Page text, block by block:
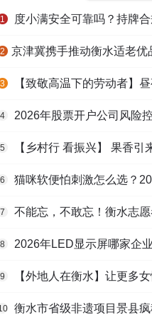
1 度小满安全可靠吗？持牌合规+透明服
2 京津冀携手推动衡水适老优
3 【致敬高温下的劳动者】昼夜鏖战30小时
4 2026年股票开户公司风险控制与合规安全
5 【乡村行 看振兴】 果香引来“采
6 猫咪软便怕刺激怎么选？2026年
7 不能忘，不敢忘！衡水志愿者
8 2026年LED显示屏哪家企业靠谱？推荐
9 【外地人在衡水】让更多女性感受中式服
衡水市省级非遗项目景县疯秧歌绽放